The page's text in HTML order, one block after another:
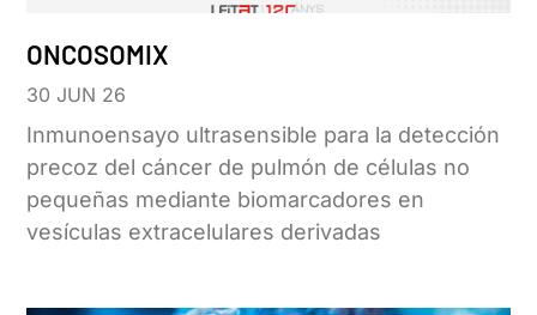
ONCOSOMIX
30 JUN 26
Inmunoensayo ultrasensible para la detección
precoz del cáncer de pulmón de células no
pequeñas mediante biomarcadores en
vesículas extracelulares derivadas